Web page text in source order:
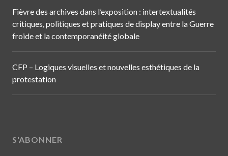
Fièvre des archives dans l’exposition : intertextualités
critiques, politiques et pratiques de display entre la Guerre
froide et la contemporanéité globale
CFP – Logiques visuelles et nouvelles esthétiques de la
protestation
S'ABONNER